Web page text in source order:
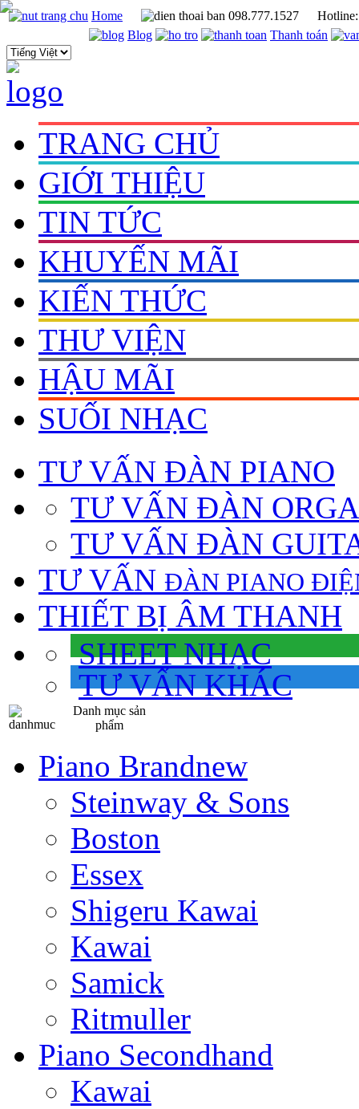
Home 098.777.1527
Blog
Thanh toán
TRANG CHỦ
GIỚI THIỆU
TIN TỨC
KHUYẾN MÃI
KIẾN THỨC
THƯ VIỆN
HẬU MÃI
SUỐI NHẠC
TƯ VẤN ĐÀN PIANO
TƯ VẤN ÐÀN
TƯ VẤN ÐÀN
TƯ VẤN ÐÀN PIANO
THIẾT BỊ ÂM THANH
SHEET NHẠC
TƯ VẤN KHÁC
Danh mục sản
phẩm
Piano Brandnew
Steinway & Sons
Boston
Essex
Shigeru Kawai
Kawai
Samick
Ritmuller
Piano Secondhand
Kawai